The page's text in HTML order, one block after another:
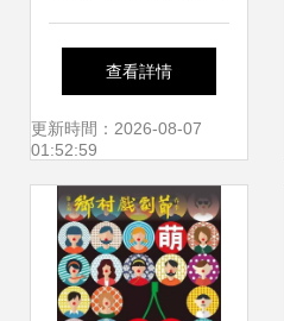
遠——論仝仲堡的
閱讀與文藝創作之
路
查看詳情
更新時間：2026-08-07
01:52:59